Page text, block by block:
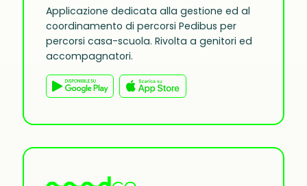
Applicazione dedicata alla gestione ed al
coordinamento di percorsi Pedibus per
percorsi casa-scuola. Rivolta a genitori ed
accompagnatori.